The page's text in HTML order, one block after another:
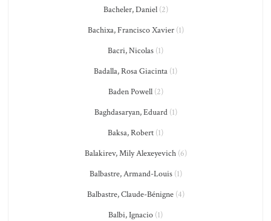
Bacheler, Daniel(2)
Bachixa, Francisco Xavier(1)
Bacri, Nicolas (1)
Badalla, Rosa Giacinta (1)
Baden Powell(2)
Baghdasaryan, Eduard(1)
Baksa, Robert (1)
Balakirev, Mily Alexeyevich(6)
Balbastre, Armand-Louis(1)
Balbastre, Claude-Bénigne(4)
Balbi, Ignacio (1)